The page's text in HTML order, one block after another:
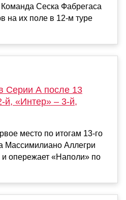
Сеска Фабрегаса
на их поле в 12-м туре
Серии А после 13
й, «Интер» – 3-й,
место по итогам 13-го
Массимилиано Аллегри
опережает «Наполи» по